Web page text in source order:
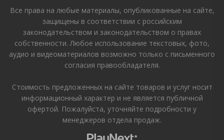
Все права на любые материалы, опубликованные на сайте,
защищены в соответствии с российским
законодательством и законодательством о правах
собственности. Любое использование текстовых, фото,
аудио и видеоматериалов возможно только с письменного
согласия правообладателя.
Стоимость предложенных на сайте товаров и услуг носит
информационный характер и не является публичной
офертой. Пожалуйста, уточняйте подробности у
менеджеров отдела продаж.